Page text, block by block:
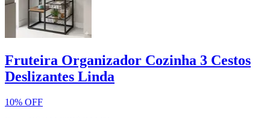
Fruteira Organizador Cozinha 3 Cestos
Deslizantes Linda
10% OFF